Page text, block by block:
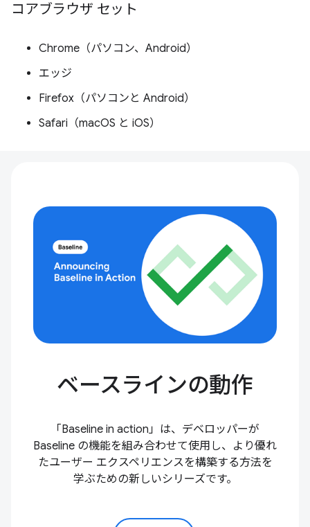
コアブラウザ セット
Chrome（パソコン、Android）
エッジ
Firefox（パソコンと Android）
Safari（macOS と iOS）
ベースラインの動作
「Baseline in action」は、デベロッパーが
Baseline の機能を組み合わせて使用し、より優れ
たユーザー エクスペリエンスを構築する方法を
学ぶための新しいシリーズです。